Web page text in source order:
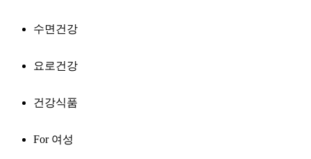
수면건강
요로건강
건강식품
For 여성